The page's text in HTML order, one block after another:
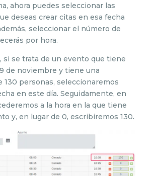
ahora puedes seleccionar las
deseas crear citas en esa fecha
seleccionar el número de
por hora.
si se trata de un evento que tiene
de noviembre y tiene una
130 personas, seleccionaremos
en este día. Seguidamente, en
a la hora en la que tiene
y, en lugar de 0, escribiremos 130.